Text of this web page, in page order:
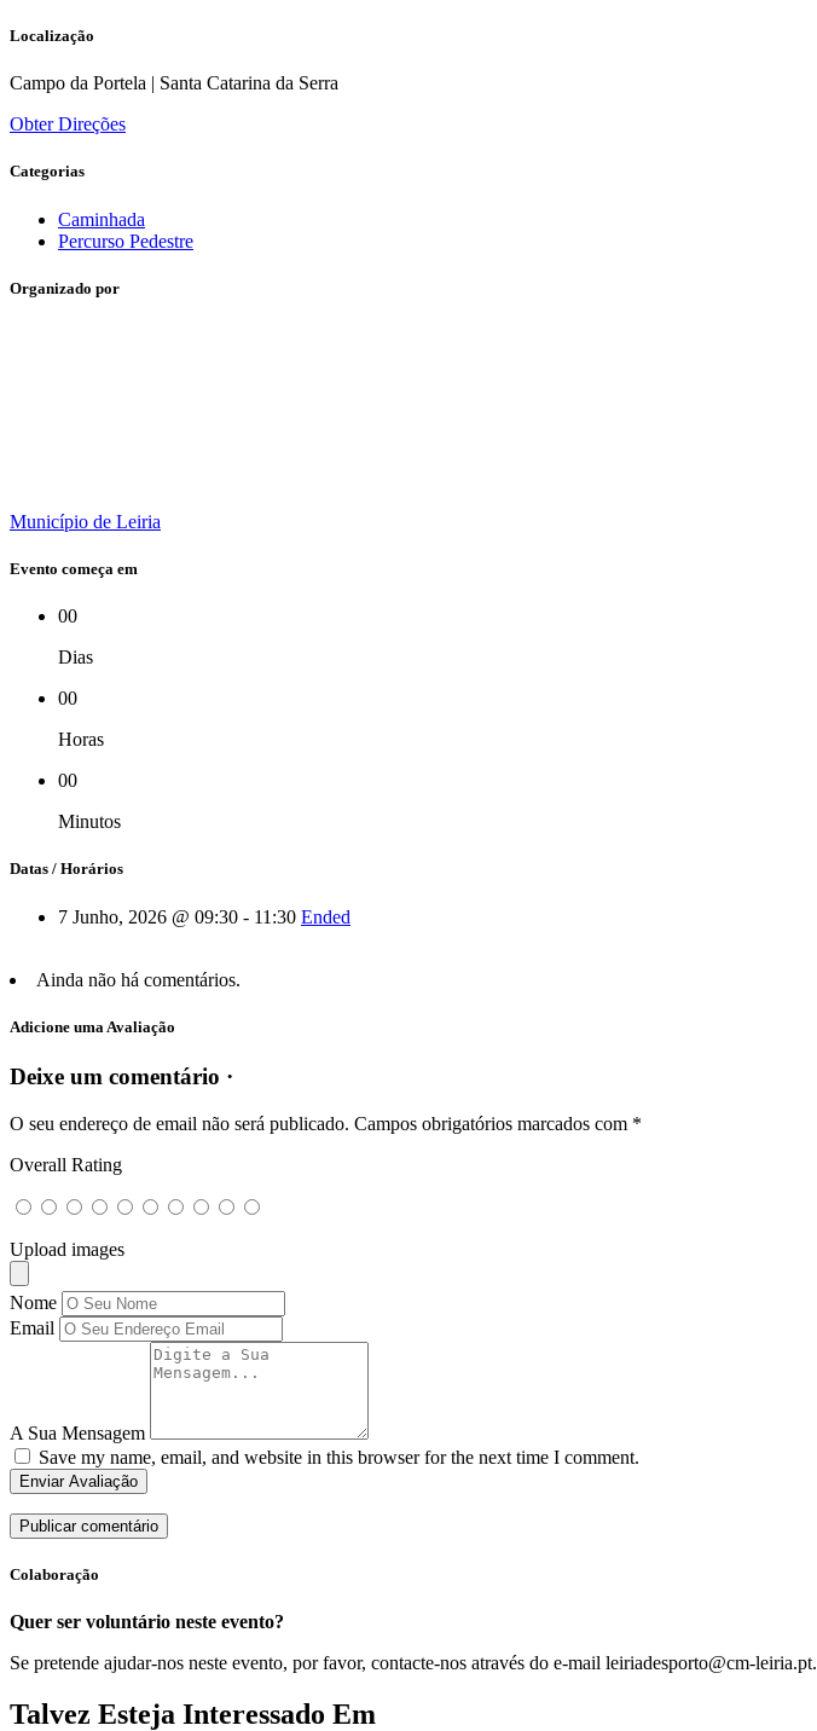
Localização
Campo da Portela | Santa Catarina da Serra
Obter Direções
Categorias
Caminhada
Percurso Pedestre
Organizado por
Município de Leiria
Evento começa em
00
Dias
00
Horas
00
Minutos
Datas / Horários
7 Junho, 2026 @ 09:30 - 11:30 Ended
Ainda não há comentários.
Adicione uma Avaliação
Deixe um comentário ·
O seu endereço de email não será publicado. Campos obrigatórios marcados com *
Overall Rating
Upload images
Nome
Email
A Sua Mensagem
Save my name, email, and website in this browser for the next time I comment.
Enviar Avaliação
Colaboração
Quer ser voluntário neste evento?
Se pretende ajudar-nos neste evento, por favor, contacte-nos através do e-mail leiriadesporto@cm-leiria.pt.
Talvez Esteja Interessado Em